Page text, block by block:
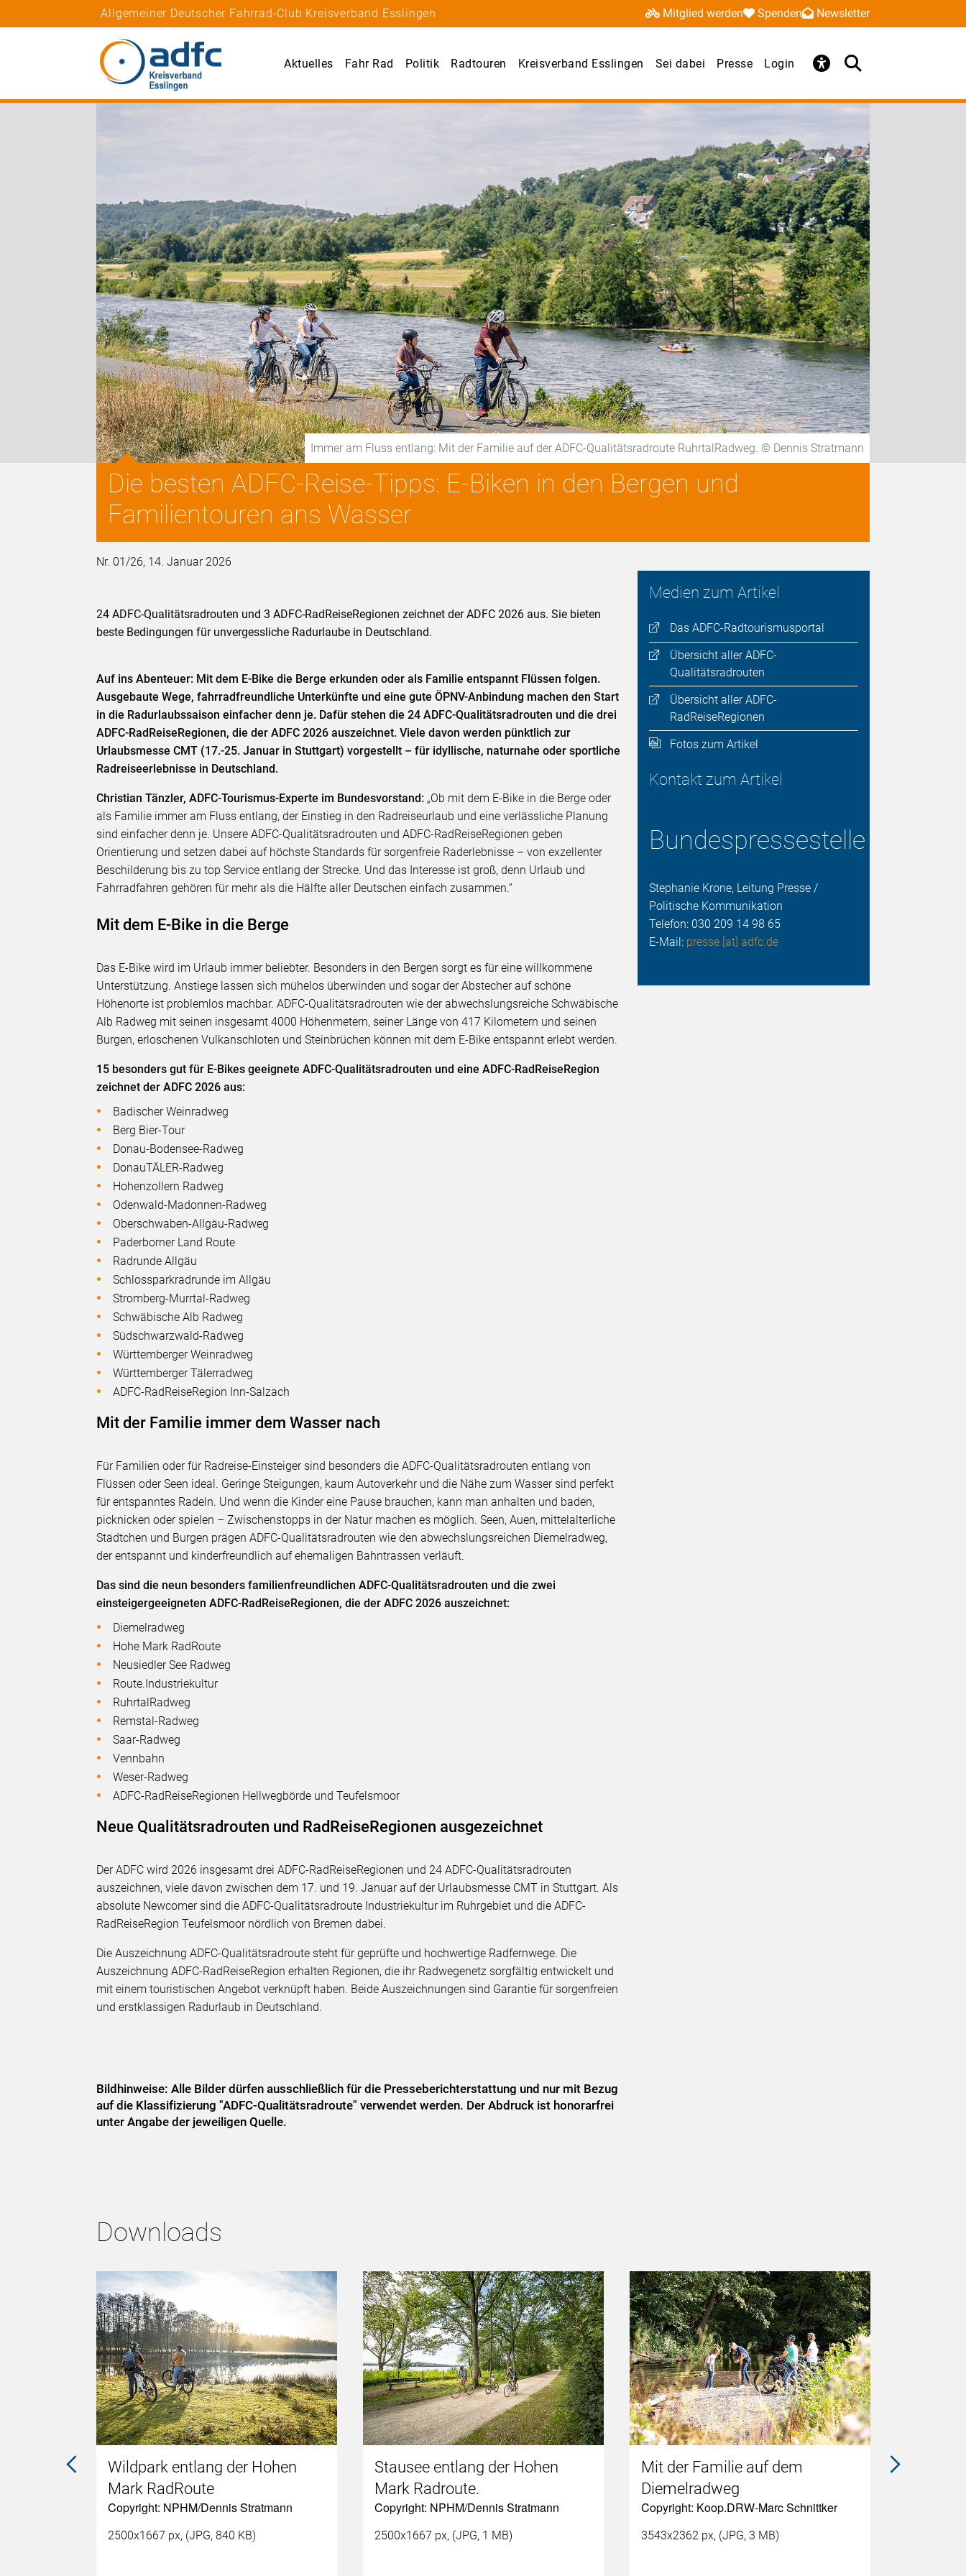
Allgemeiner Deutscher Fahrrad-Club Kreisverband Esslingen Mitglied werden Spenden Newsletter
Aktuelles Fahr Rad Politik Radtouren Kreisverband Esslingen Sei dabei Presse Login
Immer am Fluss entlang: Mit der Familie auf der ADFC-Qualitätsradroute RuhrtalRadweg. © Dennis Stratmann
Die besten ADFC-Reise-Tipps: E-Biken in den Bergen und
Familientouren ans Wasser
Nr. 01/26, 14. Januar 2026
Medien zum Artikel
Das ADFC-Radtourismusportal
Übersicht aller ADFC-
Qualitätsradrouten
Übersicht aller ADFC-
RadReiseRegionen
Fotos zum Artikel
Kontakt zum Artikel
Bundespressestelle
Stephanie Krone, Leitung Presse /
Politische Kommunikation
Telefon: 030 209 14 98 65
E-Mail: presse [at] adfc.de
24 ADFC-Qualitätsradrouten und 3 ADFC-RadReiseRegionen zeichnet der ADFC 2026 aus. Sie bieten
beste Bedingungen für unvergessliche Radurlaube in Deutschland.
Auf ins Abenteuer: Mit dem E-Bike die Berge erkunden oder als Familie entspannt Flüssen folgen.
Ausgebaute Wege, fahrradfreundliche Unterkünfte und eine gute ÖPNV-Anbindung machen den Start
in die Radurlaubssaison einfacher denn je. Dafür stehen die 24 ADFC-Qualitätsradrouten und die drei
ADFC-RadReiseRegionen, die der ADFC 2026 auszeichnet. Viele davon werden pünktlich zur
Urlaubsmesse CMT (17.-25. Januar in Stuttgart) vorgestellt – für idyllische, naturnahe oder sportliche
Radreiseerlebnisse in Deutschland.
Christian Tänzler, ADFC-Tourismus-Experte im Bundesvorstand: „Ob mit dem E-Bike in die Berge oder
als Familie immer am Fluss entlang, der Einstieg in den Radreiseurlaub und eine verlässliche Planung
sind einfacher denn je. Unsere ADFC-Qualitätsradrouten und ADFC-RadReiseRegionen geben
Orientierung und setzen dabei auf höchste Standards für sorgenfreie Raderlebnisse – von exzellenter
Beschilderung bis zu top Service entlang der Strecke. Und das Interesse ist groß, denn Urlaub und
Fahrradfahren gehören für mehr als die Hälfte aller Deutschen einfach zusammen.“
Mit dem E-Bike in die Berge
Das E-Bike wird im Urlaub immer beliebter. Besonders in den Bergen sorgt es für eine willkommene
Unterstützung. Anstiege lassen sich mühelos überwinden und sogar der Abstecher auf schöne
Höhenorte ist problemlos machbar. ADFC-Qualitätsradrouten wie der abwechslungsreiche Schwäbische
Alb Radweg mit seinen insgesamt 4000 Höhenmetern, seiner Länge von 417 Kilometern und seinen
Burgen, erloschenen Vulkanschloten und Steinbrüchen können mit dem E-Bike entspannt erlebt werden.
15 besonders gut für E-Bikes geeignete ADFC-Qualitätsradrouten und eine ADFC-RadReiseRegion
zeichnet der ADFC 2026 aus:
Badischer Weinradweg
Berg Bier-Tour
Donau-Bodensee-Radweg
DonauTÄLER-Radweg
Hohenzollern Radweg
Odenwald-Madonnen-Radweg
Oberschwaben-Allgäu-Radweg
Paderborner Land Route
Radrunde Allgäu
Schlossparkradrunde im Allgäu
Stromberg-Murrtal-Radweg
Schwäbische Alb Radweg
Südschwarzwald-Radweg
Württemberger Weinradweg
Württemberger Tälerradweg
ADFC-RadReiseRegion Inn-Salzach
Mit der Familie immer dem Wasser nach
Für Familien oder für Radreise-Einsteiger sind besonders die ADFC-Qualitätsradrouten entlang von
Flüssen oder Seen ideal. Geringe Steigungen, kaum Autoverkehr und die Nähe zum Wasser sind perfekt
für entspanntes Radeln. Und wenn die Kinder eine Pause brauchen, kann man anhalten und baden,
picknicken oder spielen – Zwischenstopps in der Natur machen es möglich. Seen, Auen, mittelalterliche
Städtchen und Burgen prägen ADFC-Qualitätsradrouten wie den abwechslungsreichen Diemelradweg,
der entspannt und kinderfreundlich auf ehemaligen Bahntrassen verläuft.
Das sind die neun besonders familienfreundlichen ADFC-Qualitätsradrouten und die zwei
einsteigergeeigneten ADFC-RadReiseRegionen, die der ADFC 2026 auszeichnet:
Diemelradweg
Hohe Mark RadRoute
Neusiedler See Radweg
Route.Industriekultur
RuhrtalRadweg
Remstal-Radweg
Saar-Radweg
Vennbahn
Weser-Radweg
ADFC-RadReiseRegionen Hellwegbörde und Teufelsmoor
Neue Qualitätsradrouten und RadReiseRegionen ausgezeichnet
Der ADFC wird 2026 insgesamt drei ADFC-RadReiseRegionen und 24 ADFC-Qualitätsradrouten
auszeichnen, viele davon zwischen dem 17. und 19. Januar auf der Urlaubsmesse CMT in Stuttgart. Als
absolute Newcomer sind die ADFC-Qualitätsradroute Industriekultur im Ruhrgebiet und die ADFC-
RadReiseRegion Teufelsmoor nördlich von Bremen dabei.
Die Auszeichnung ADFC-Qualitätsradroute steht für geprüfte und hochwertige Radfernwege. Die
Auszeichnung ADFC-RadReiseRegion erhalten Regionen, die ihr Radwegenetz sorgfältig entwickelt und
mit einem touristischen Angebot verknüpft haben. Beide Auszeichnungen sind Garantie für sorgenfreien
und erstklassigen Radurlaub in Deutschland.
Bildhinweise: Alle Bilder dürfen ausschließlich für die Presseberichterstattung und nur mit Bezug
auf die Klassifizierung "ADFC-Qualitätsradroute" verwendet werden. Der Abdruck ist honorarfrei
unter Angabe der jeweiligen Quelle.
Downloads
Wildpark entlang der Hohen
Mark RadRoute
Copyright: NPHM/Dennis Stratmann
2500x1667 px, (JPG, 840 KB)
Stausee entlang der Hohen
Mark Radroute.
Copyright: NPHM/Dennis Stratmann
2500x1667 px, (JPG, 1 MB)
Mit der Familie auf dem
Diemelradweg
Copyright: Koop.DRW-Marc Schnittker
3543x2362 px, (JPG, 3 MB)